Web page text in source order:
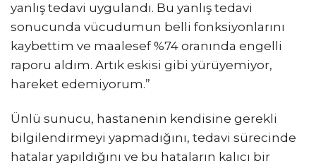
yanlış tedavi uygulandı. Bu yanlış tedavi
sonucunda vücudumun belli fonksiyonlarını
kaybettim ve maalesef %74 oranında engelli
raporu aldım. Artık eskisi gibi yürüyemiyor,
hareket edemiyorum.”
Ünlü sunucu, hastanenin kendisine gerekli
bilgilendirmeyi yapmadığını, tedavi sürecinde
hatalar yapıldığını ve bu hataların kalıcı bir